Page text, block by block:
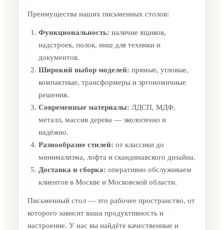
Преимущества наших письменных столов:
Функциональность: наличие ящиков,
надстроек, полок, ниш для техники и
документов.
Широкий выбор моделей: прямые, угловые,
компактные, трансформеры и эргономичные
решения.
Современные материалы: ЛДСП, МДФ,
металл, массив дерева — экологично и
надёжно.
Разнообразие стилей: от классики до
минимализма, лофта и скандинавского дизайна.
Доставка и сборка: оперативно обслуживаем
клиентов в Москве и Московской области.
Письменный стол — это рабочее пространство, от
которого зависит ваша продуктивность и
настроение. У нас вы найдёте качественные и